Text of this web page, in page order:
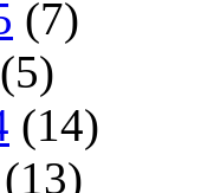
(7)
(5)
(14)
(13)